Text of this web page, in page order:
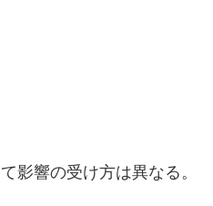
影響の受け方は異なる。